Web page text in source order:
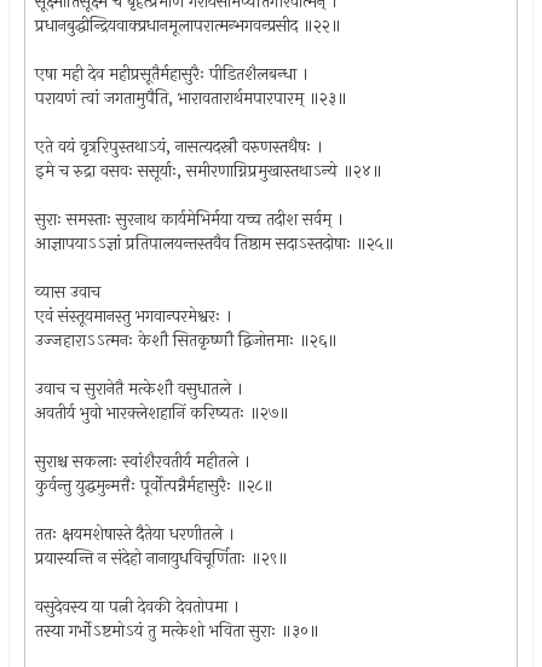
प्रधानबुद्धीन्द्रियवाक्प्रधानमूलापरात्मन्भगवन्प्रसीद ॥२२॥
एषा मही देव महीप्रसूतैर्महासुरैः पीडितशैलबन्धा ।
परायणं त्वां जगतामुपैति, भारावतारार्थमपारपारम् ॥२३॥
एते वयं वृत्ररिपुस्तथाऽयं, नासत्यदस्रौ वरुणस्तथैषः ।
इमे च रुद्रा वसवः ससूर्याः, समीरणाग्निप्रमुखास्तथाऽन्ये ॥२४॥
सुराः समस्ताः सुरनाथ कार्यमेभिर्मया यच्च तदीश सर्वम् ।
आज्ञापयाऽऽज्ञां प्रतिपालयन्तस्तवैव तिष्ठाम सदाऽस्तदोषाः ॥२५॥
व्यास उवाच
एवं संस्तूयमानस्तु भगवान्परमेश्वरः ।
उज्जहाराऽऽत्मनः केशौ सितकृष्णौ द्विजोत्तमाः ॥२६॥
उवाच च सुरानेतै मत्केशौ वसुधातले ।
अवतीर्य भुवो भारक्लेशहानिं करिष्यतः ॥२७॥
सुराश्च सकलाः स्वांशैरवतीर्य महीतले ।
कुर्वन्तु युद्धमुन्मत्तैः पूर्वोत्पन्नैर्महासुरैः ॥२८॥
ततः क्षयमशेषास्ते दैतेया धरणीतले ।
प्रयास्यन्ति न संदेहो नानायुधविचूर्णिताः ॥२९॥
वसुदेवस्य या पत्नी देवकी देवतोपमा ।
तस्या गर्भोऽष्टमोऽयं तु मत्केशो भविता सुराः ॥३०॥